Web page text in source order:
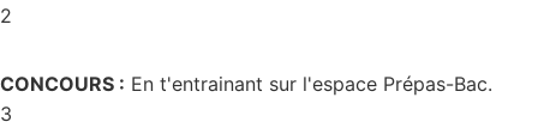
2
CONCOURS : En t'entrainant sur l'espace Prépas-Bac.
3